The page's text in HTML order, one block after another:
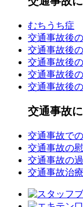
むちうち症
交通事故後
交通事故後
交通事故後
交通事故後
交通事故後
交通事故
交通事故で
交通事故の
交通事故の
交通事故治